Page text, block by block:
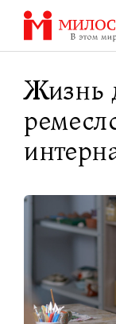
Перейти
содержанию
Жизнь